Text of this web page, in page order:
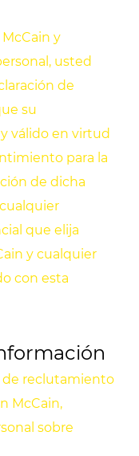
y
usted
de
su
válido en virtud
para la
de dicha
que elija
y cualquier
con esta
de reclutamiento
McCain,
sobre